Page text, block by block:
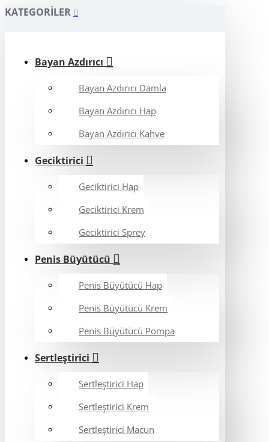
KATEGORILER
Bayan Azdırıcı
Bayan Azdırıcı Damla
Bayan Azdırıcı Hap
Bayan Azdırıcı Kahve
Geciktirici
Geciktirici Hap
Geciktirici Krem
Geciktirici Sprey
Penis Büyütücü
Penis Büyütücü Hap
Penis Büyütücü Krem
Penis Büyütücü Pompa
Sertleştirici
Sertleştirici Hap
Sertleştirici Krem
Sertleştirici Macun